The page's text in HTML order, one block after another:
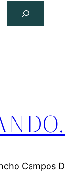
Campos